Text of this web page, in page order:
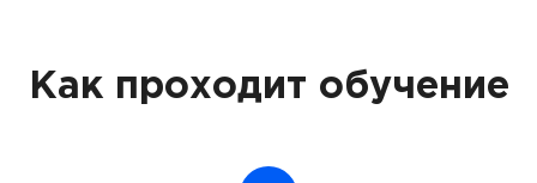
Как проходит обучение